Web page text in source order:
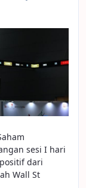
sesi I hari
dari
Wall St